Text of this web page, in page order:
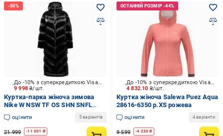
9 998₴/шт.
До -10% з суперкредиткою Visa Вигода
Куртка-парка жіноча зимова
Nike W NSW TF OS SHN SNFL
WNPFR PKA FV7827-010 р.L
чорнаоцінити 5 варіантів
21 999 -11 001 ₴
4 832.10 ₴/шт.
До -10% з суперкредиткою Visa Вигода
Куртка жіноча Salewa Puez Aqua
28616-6350 р.XS рожева
оцінити 4 варіанти
9 599 -4 230 ₴